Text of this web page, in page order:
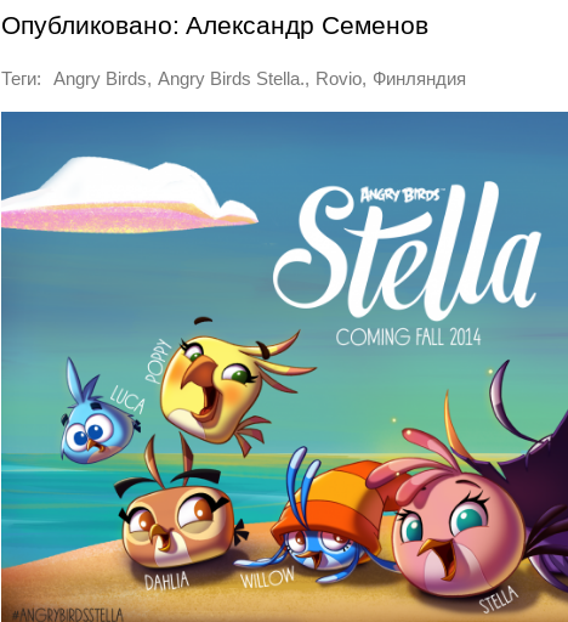
Опубликовано: Александр Семенов
Теги: Angry Birds, Angry Birds Stella., Rovio, Финляндия